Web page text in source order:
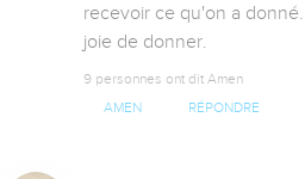
recevoir ce qu'on a
joie de donner.
9 personnes ont dit Amen
AMEN RÉPONDRE